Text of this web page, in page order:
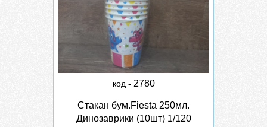
код - 2780
Стакан бум.Fiesta 250мл.
Динозаврики (10шт) 1/120